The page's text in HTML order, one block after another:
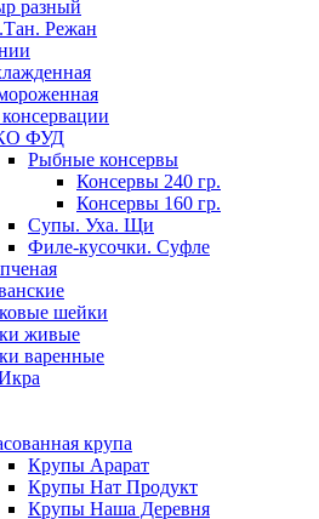
разный
Режан
ФУД
Рыбные консервы
Консервы 240 гр.
Консервы 160 гр.
Супы. Уха. Щи
Филе-кусочки. Суфле
шейки
живые
варенные
крупа
Крупы Арарат
Крупы Нат Продукт
Крупы Наша Деревня